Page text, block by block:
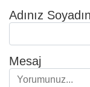
Adınız
Mesaj